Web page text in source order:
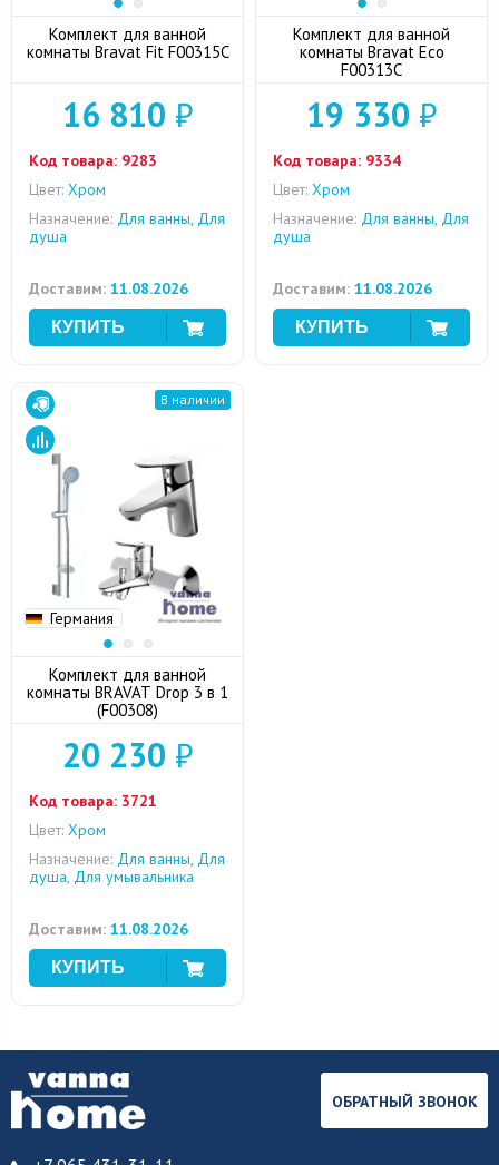
Комплект для ванной
комнаты Bravat Fit F00315C
16 810 ₽
Код товара: 9283
Цвет: Хром
Назначение: Для ванны, Для
душа
Доставим: 11.08.2026
Комплект для ванной
комнаты Bravat Eco
F00313C
19 330 ₽
Код товара: 9334
Цвет: Хром
Назначение: Для ванны, Для
душа
Доставим: 11.08.2026
Германия
В наличии
Комплект для ванной
комнаты BRAVAT Drop 3 в 1
(F00308)
20 230 ₽
Код товара: 3721
Цвет: Хром
Назначение: Для ванны, Для
душа, Для умывальника
Доставим: 11.08.2026
ОБРАТНЫЙ ЗВОНОК